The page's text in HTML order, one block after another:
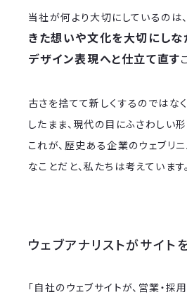
当社が何より大切にしているのは
きた想いや文化を大切にしな
デザイン表現へと仕立て直す
古さを捨てて新しくするのではな
したまま、現代の目にふさわしい
これが、歴史ある企業のウェブリ
なことだと、私たちは考えています。
ウェブアナリストがサイト
「自社のウェブサイトが、営業・採